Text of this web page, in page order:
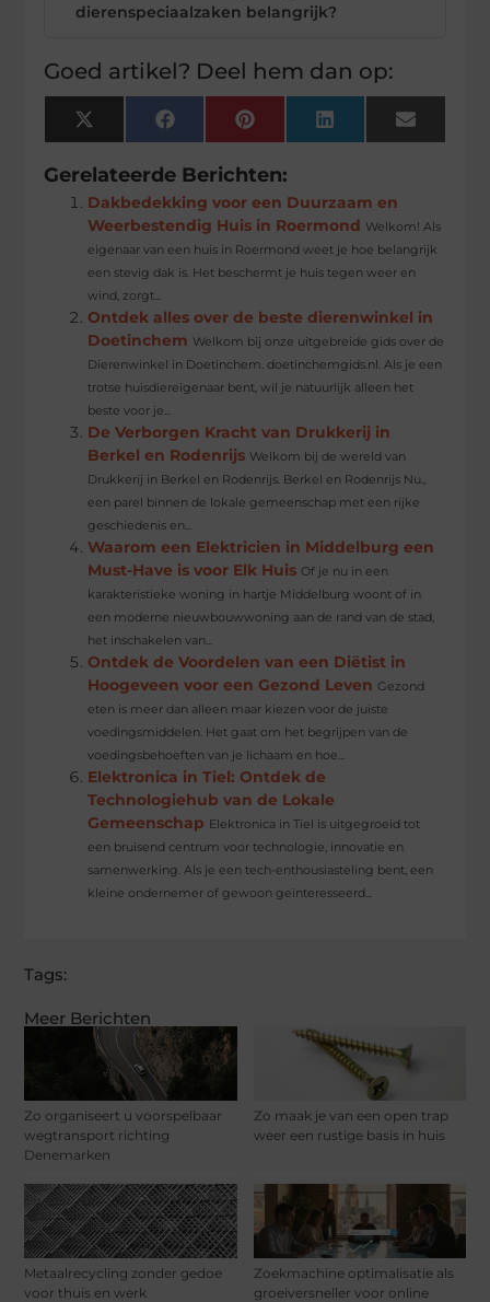
Meer Berichten
Zo organiseert u voorspelbaar
wegtransport richting
Denemarken
Zo maak je van een open trap
weer een rustige basis in huis
Metaalrecycling zonder gedoe
voor thuis en werk
Zoekmachine optimalisatie als
groeiversneller voor online
dierenspeciaalzaken belangrijk?
Goed artikel? Deel hem dan op:
X
(Twitter)
FacebookPinterest LinkedIn Email
Gerelateerde Berichten:
Dakbedekking voor een Duurzaam en
Weerbestendig Huis in Roermond Welkom! Als
eigenaar van een huis in Roermond weet je hoe belangrijk
een stevig dak is. Het beschermt je huis tegen weer en
wind, zorgt...
Ontdek alles over de beste dierenwinkel in
Doetinchem Welkom bij onze uitgebreide gids over de
Dierenwinkel in Doetinchem. doetinchemgids.nl. Als je een
trotse huisdiereigenaar bent, wil je natuurlijk alleen het
beste voor je...
De Verborgen Kracht van Drukkerij in
Berkel en Rodenrijs Welkom bij de wereld van
Drukkerij in Berkel en Rodenrijs. Berkel en Rodenrijs Nu.,
een parel binnen de lokale gemeenschap met een rijke
geschiedenis en...
Waarom een Elektricien in Middelburg een
Must-Have is voor Elk Huis Of je nu in een
karakteristieke woning in hartje Middelburg woont of in
een moderne nieuwbouwwoning aan de rand van de stad,
het inschakelen van...
Ontdek de Voordelen van een Diëtist in
Hoogeveen voor een Gezond Leven Gezond
eten is meer dan alleen maar kiezen voor de juiste
voedingsmiddelen. Het gaat om het begrijpen van de
voedingsbehoeften van je lichaam en hoe...
Elektronica in Tiel: Ontdek de
Technologiehub van de Lokale
Gemeenschap Elektronica in Tiel is uitgegroeid tot
een bruisend centrum voor technologie, innovatie en
samenwerking. Als je een tech-enthousiasteling bent, een
kleine ondernemer of gewoon geïnteresseerd...
Tags: